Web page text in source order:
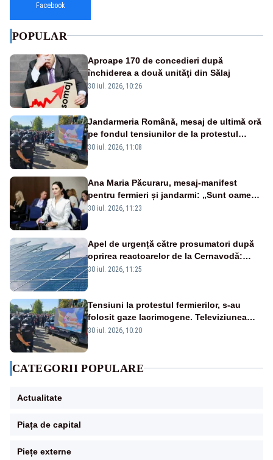
Facebook
POPULAR
Aproape 170 de concedieri după
închiderea a două unităţi din Sălaj
30 iul. 2026, 10:26
Jandarmeria Română, mesaj de ultimă oră
pe fondul tensiunilor de la protestul
masiv al fermierilor - VIDEO
30 iul. 2026, 11:08
Ana Maria Păcuraru, mesaj-manifest
pentru fermieri și jandarmi: „Sunt oameni
disperați, nu sunt răufăcători”
30 iul. 2026, 11:23
Apel de urgență către prosumatori după
oprirea reactoarelor de la Cernavodă:
România are nevoie de energie
30 iul. 2026, 11:25
Tensiuni la protestul fermierilor, s-au
folosit gaze lacrimogene. Televiziunea
Poporului face apel la calm – LIVE TEXT
30 iul. 2026, 10:20
CATEGORII POPULARE
Actualitate
Piața de capital
Piețe externe